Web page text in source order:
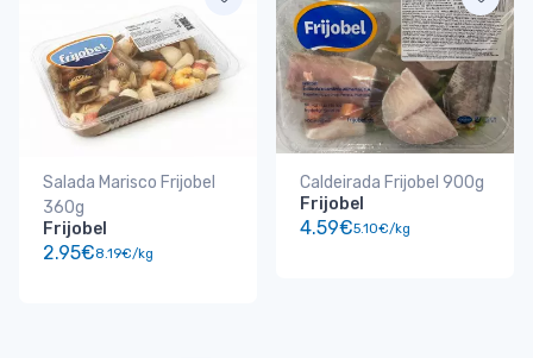
Salada Marisco Frijobel
360g
Frijobel
2.95€8.19€/kg
Caldeirada Frijobel 900g
Frijobel
4.59€5.10€/kg